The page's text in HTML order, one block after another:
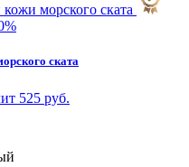
ската
525 руб.